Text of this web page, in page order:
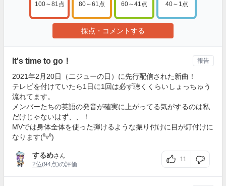
100～81点 80～61点 60～41点 40～1点
採点・コメントする
It's time to go！
2021年2月20日（二ジューの日）に先行配信された新曲！
テレビを付けていたら1日に1回は必ず聴くくらいしょっちゅう
流れてます。
メンバーたちの英語の発音が確実に上がってる気がするのは私
だけじゃないはず、、！
MVでは身体全体を使った弾けるような振り付けに目が釘付けに
なります(⁰▿⁰)
するめさん
2位(94点)の評価
11
報告